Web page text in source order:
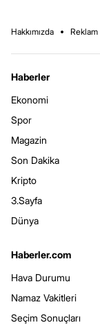
Hakkımızda Reklam
Haberler
Ekonomi
Spor
Magazin
Son Dakika
Kripto
3.Sayfa
Dünya
Haberler.com
Hava Durumu
Namaz Vakitleri
Seçim Sonuçları